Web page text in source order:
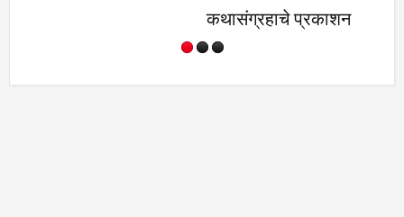
कथासंग्रहाचे प्रकाशन
संवर्धनाची